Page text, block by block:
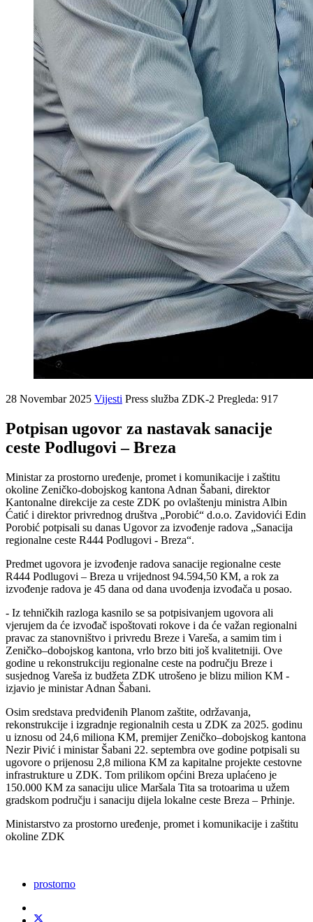
28 Novembar 2025 Vijesti Press služba ZDK-2 Pregleda: 917
Potpisan ugovor za nastavak sanacije
ceste Podlugovi – Breza
Ministar za prostorno uređenje, promet i komunikacije i zaštitu
okoline Zeničko-dobojskog kantona Adnan Šabani, direktor
Kantonalne direkcije za ceste ZDK po ovlaštenju ministra Albin
Ćatić i direktor privrednog društva „Porobić“ d.o.o. Zavidovići Edin
Porobić potpisali su danas Ugovor za izvođenje radova „Sanacija
regionalne ceste R444 Podlugovi - Breza“.
Predmet ugovora je izvođenje radova sanacije regionalne ceste
R444 Podlugovi – Breza u vrijednost 94.594,50 KM, a rok za
izvođenje radova je 45 dana od dana uvođenja izvođača u posao.
- Iz tehničkih razloga kasnilo se sa potpisivanjem ugovora ali
vjerujem da će izvođač ispoštovati rokove i da će važan regionalni
pravac za stanovništvo i privredu Breze i Vareša, a samim tim i
Zeničko–dobojskog kantona, vrlo brzo biti još kvalitetniji. Ove
godine u rekonstrukciju regionalne ceste na području Breze i
susjednog Vareša iz budžeta ZDK utrošeno je blizu milion KM -
izjavio je ministar Adnan Šabani.
Osim sredstava predviđenih Planom zaštite, održavanja,
rekonstrukcije i izgradnje regionalnih cesta u ZDK za 2025. godinu
u iznosu od 24,6 miliona KM, premijer Zeničko–dobojskog kantona
Nezir Pivić i ministar Šabani 22. septembra ove godine potpisali su
ugovore o prijenosu 2,8 miliona KM za kapitalne projekte cestovne
infrastrukture u ZDK. Tom prilikom općini Breza uplaćeno je
150.000 KM za sanaciju ulice Maršala Tita sa trotoarima u užem
gradskom području i sanaciju dijela lokalne ceste Breza – Prhinje.
Ministarstvo za prostorno uređenje, promet i komunikacije i zaštitu
okoline ZDK
prostorno